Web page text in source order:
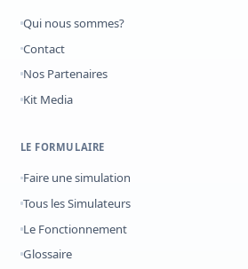
Qui nous sommes?
Contact
Nos Partenaires
Kit Media
LE FORMULAIRE
Faire une simulation
Tous les Simulateurs
Le Fonctionnement
Glossaire